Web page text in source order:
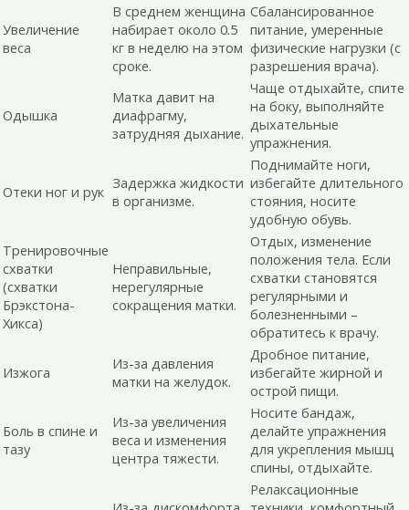
Увеличение
веса
В среднем женщина
набирает около 0.5
кг в неделю на этом
сроке.
Сбалансированное
питание, умеренные
физические нагрузки (с
разрешения врача).
Одышка
Матка давит на
диафрагму,
затрудняя дыхание.
Чаще отдыхайте, спите
на боку, выполняйте
дыхательные
упражнения.
Отеки ног и рук Задержка жидкости
в организме.
Поднимайте ноги,
избегайте длительного
стояния, носите
удобную обувь.
Тренировочные
схватки
(схватки
Брэкстона-
Хикса)
Неправильные,
нерегулярные
сокращения матки.
Отдых, изменение
положения тела. Если
схватки становятся
регулярными и
болезненными –
обратитесь к врачу.
Изжога
Из-за давления
матки на желудок.
Дробное питание,
избегайте жирной и
острой пищи.
Боль в спине и
тазу
Из-за увеличения
веса и изменения
центра тяжести.
Носите бандаж,
делайте упражнения
для укрепления мышц
спины, отдыхайте.
Релаксационные